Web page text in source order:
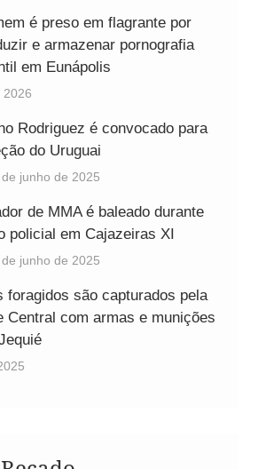
é preso em flagrante por
e armazenar pornografia
em Eunápolis
2026
Rodriguez é convocado para
do Uruguai
de junho de 2025
de MMA é baleado durante
policial em Cajazeiras XI
de junho de 2025
foragidos são capturados pela
Central com armas e munições